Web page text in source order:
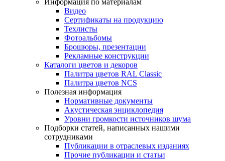
Информация по материалам
Видео
Сертификаты на продукцию
Техлисты
Фотоальбомы
Брошюры, презентации
Рекламные конструкции
Каталоги цветов и декоров
Палитра цветов RAL Сlassic
Палитра цветов NCS
Полезная информация
Нормативные документы
Акустическая энциклопедия
Уровни громкости источников шума
Подборки статей, написанных нашими
сотрудниками
Публикации в отраслевых изданиях
Прочие публикации и статьи